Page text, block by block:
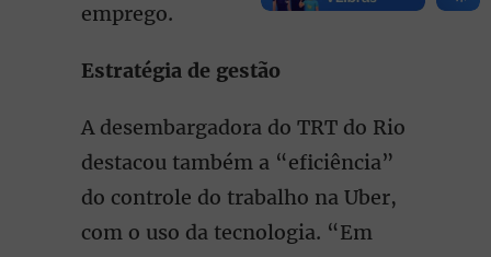
emprego.
Estratégia de gestão
A desembargadora do TRT do Rio
destacou também a “eficiência”
do controle do trabalho na Uber,
com o uso da tecnologia. “Em